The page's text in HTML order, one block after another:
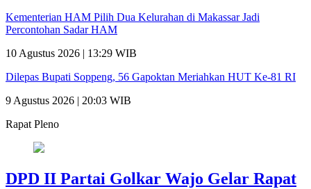
Kementerian HAM Pilih Dua Kelurahan di Makassar Jadi
Percontohan Sadar HAM
10 Agustus 2026 | 13:29 WIB
Dilepas Bupati Soppeng, 56 Gapoktan Meriahkan HUT Ke-81 RI
9 Agustus 2026 | 20:03 WIB
Rapat Pleno
DPD II Partai Golkar Wajo Gelar Rapat